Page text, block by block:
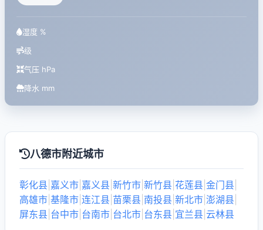
湿度 %
级
气压 hPa
降水 mm
八德市附近城市
彰化县 嘉义市 嘉义县 新竹市 新竹县 花莲县 金门县
高雄市 基隆市 连江县 苗栗县 南投县 新北市 澎湖县
屏东县 台中市 台南市 台北市 台东县 宜兰县 云林县